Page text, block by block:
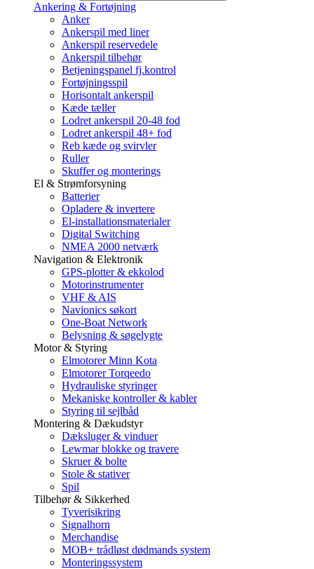
Ankering & Fortøjning
Anker
Ankerspil med liner
Ankerspil reservedele
Ankerspil tilbehør
Betjeningspanel fj.kontrol
Fortøjningsspil
Horisontalt ankerspil
Kæde tæller
Lodret ankerspil 20-48 fod
Lodret ankerspil 48+ fod
Reb kæde og svirvler
Ruller
Skuffer og monterings
El & Strømforsyning
Batterier
Opladere & invertere
El-installationsmaterialer
Digital Switching
NMEA 2000 netværk
Navigation & Elektronik
GPS-plotter & ekkolod
Motorinstrumenter
VHF & AIS
Navionics søkort
One-Boat Network
Belysning & søgelygte
Motor & Styring
Elmotorer Minn Kota
Elmotorer Torqeedo
Hydrauliske styringer
Mekaniske kontroller & kabler
Styring til sejlbåd
Montering & Dækudstyr
Dæksluger & vinduer
Lewmar blokke og travere
Skruer & bolte
Stole & stativer
Spil
Tilbehør & Sikkerhed
Tyverisikring
Signalhorn
Merchandise
MOB+ trådløst dødmands system
Monteringssystem